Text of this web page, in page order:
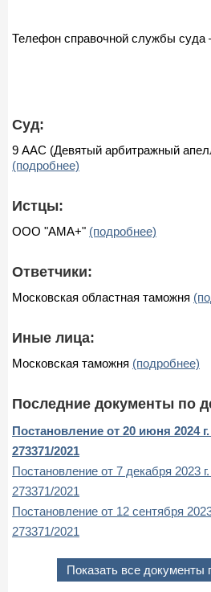
Телефон справочной службы суда
Суд:
9 ААС (Девятый арбитражный
(подробнее)
Истцы:
ООО "АМА+" (подробнее)
Ответчики:
Московская областная таможня
Иные лица:
Московская таможня (подробнее)
Последние документы по
Постановление от 20 июня 2024
273371/2021
Постановление от 7 декабря 2023
273371/2021
Постановление от 12 сентября
273371/2021
Показать все документы